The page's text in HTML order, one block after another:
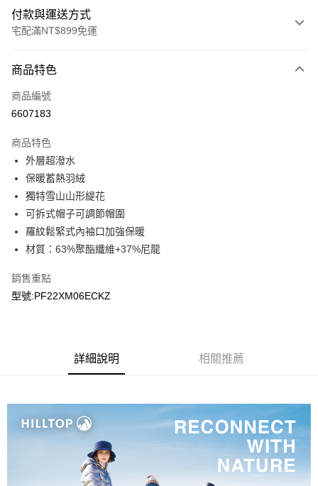
付款與運送方式
宅配滿NT$899免運
信用卡一次付款
LINE Pay
悠遊付
Google Pay
運送方式
宅配(離島)
商品特色
商品編號
6607183
商品特色
外層超潑水
保暖蓄熱羽絨
獨特雪山山形緹花
可拆式帽子可調節帽圍
羅紋鬆緊式內袖口加強保暖
材質：63%聚酯纖維+37%尼龍
銷售重點
型號:PF22XM06ECKZ
詳細說明 相關推薦